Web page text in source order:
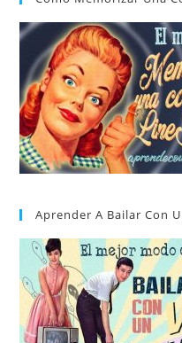
Aprender A Bailar Con